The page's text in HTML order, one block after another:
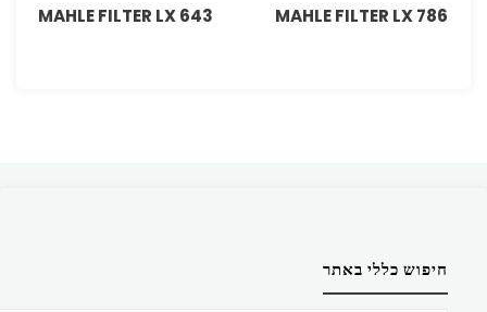
MAHLE FILTER LX 786
MAHLE FILTER LX 643
חיפוש כללי באתר